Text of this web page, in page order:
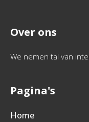
Over ons
We nemen tal van
Pagina's
Home